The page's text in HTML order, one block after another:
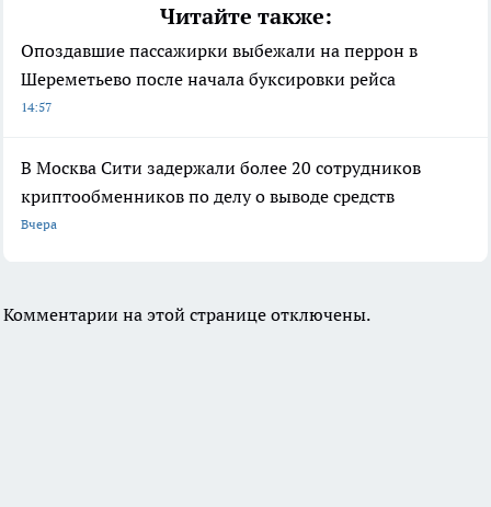
Читайте также:
Опоздавшие пассажирки выбежали на перрон в
Шереметьево после начала буксировки рейса
14:57
В Москва Сити задержали более 20 сотрудников
криптообменников по делу о выводе средств
Вчера
Комментарии на этой странице отключены.